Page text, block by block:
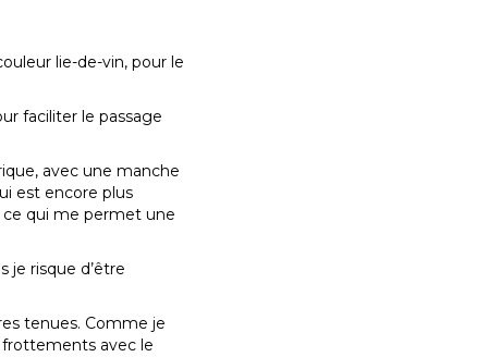
lie-de-vin, pour le
faciliter le passage
avec une manche
est encore plus
ce qui me permet une
je risque d’être
tenues. Comme je
frottements avec le